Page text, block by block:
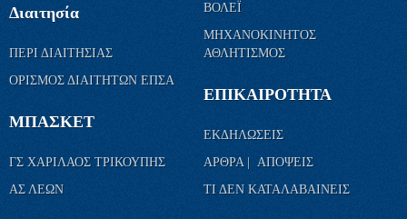
Διαιτησία
ΠΕΡΙ ΔΙΑΙΤΗΣΙΑΣ
ΟΡΙΣΜΟΣ ΔΙΑΙΤΗΤΩΝ ΕΠΣΑ
ΜΠΑΣΚΕΤ
ΓΣ ΧΑΡΙΛΑΟΣ ΤΡΙΚΟΥΠΗΣ
ΑΣ ΛΕΩΝ
ΒΟΛΕΪ
ΜΗΧΑΝΟΚΙΝΗΤΟΣ
ΑΘΛΗΤΙΣΜΟΣ
ΕΠΙΚΑΙΡΟΤΗΤΑ
ΕΚΔΗΛΩΣΕΙΣ
ΑΡΘΡΑ | ΑΠΟΨΕΙΣ
ΤΙ ΔΕΝ ΚΑΤΑΛΑΒΑΙΝΕΙΣ